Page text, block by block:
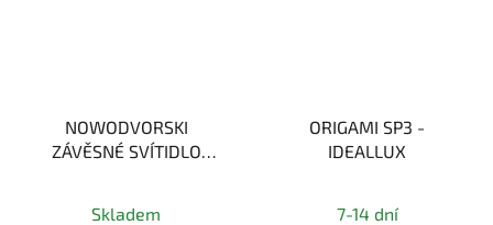
NOWODVORSKI
ZÁVĚSNÉ SVÍTIDLO
Skladem
ORIGAMI SP3 -
IDEALLUX
7-14 dní